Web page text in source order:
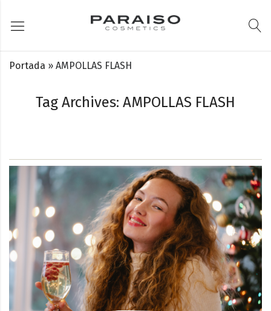
Tag Archives: AMPOLLAS FLASH
Portada » AMPOLLAS FLASH